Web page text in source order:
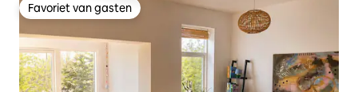
Favoriet van gasten
Favoriet van gasten